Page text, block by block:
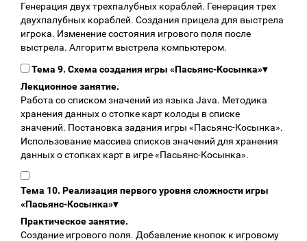
Генерация двух трехпалубных кораблей. Генерация трех
двухпалубных кораблей. Создания прицела для выстрела
игрока. Изменение состояния игрового поля после
выстрела. Алгоритм выстрела компьютером.
Тема 9. Схема создания игры «Пасьянс-Косынка»▾
Лекционное занятие.
Работа со списком значений из языка Java. Методика
хранения данных о стопке карт колоды в списке
значений. Постановка задания игры «Пасьянс-Косынка».
Использование массива списков значений для хранения
данных о стопках карт в игре «Пасьянс-Косынка».
Тема 10. Реализация первого уровня сложности игры
«Пасьянс-Косынка»▾
Практическое занятие.
Создание игрового поля. Добавление кнопок к игровому